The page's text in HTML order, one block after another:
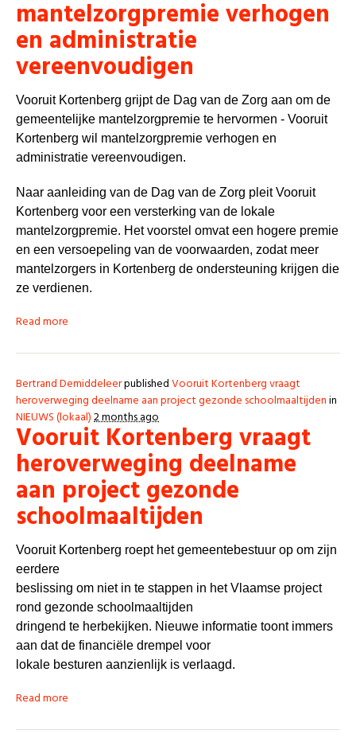
mantelzorgpremie verhogen
en administratie
vereenvoudigen
Vooruit Kortenberg grijpt de Dag van de Zorg aan om de
gemeentelijke mantelzorgpremie te hervormen - Vooruit
Kortenberg wil mantelzorgpremie verhogen en
administratie vereenvoudigen.
Naar aanleiding van de Dag van de Zorg pleit Vooruit
Kortenberg voor een versterking van de lokale
mantelzorgpremie. Het voorstel omvat een hogere premie
en een versoepeling van de voorwaarden, zodat meer
mantelzorgers in Kortenberg de ondersteuning krijgen die
ze verdienen.
Read more
Bertrand DemiddeleerpublishedVooruit Kortenberg vraagt
heroverweging deelname aan project gezonde schoolmaaltijdenin
NIEUWS (lokaal)2 months ago
Vooruit Kortenberg vraagt
heroverweging deelname
aan project gezonde
schoolmaaltijden
Vooruit Kortenberg roept het gemeentebestuur op om zijn
eerdere
beslissing om niet in te stappen in het Vlaamse project
rond gezonde schoolmaaltijden
dringend te herbekijken. Nieuwe informatie toont immers
aan dat de financiële drempel voor
lokale besturen aanzienlijk is verlaagd.
Read more